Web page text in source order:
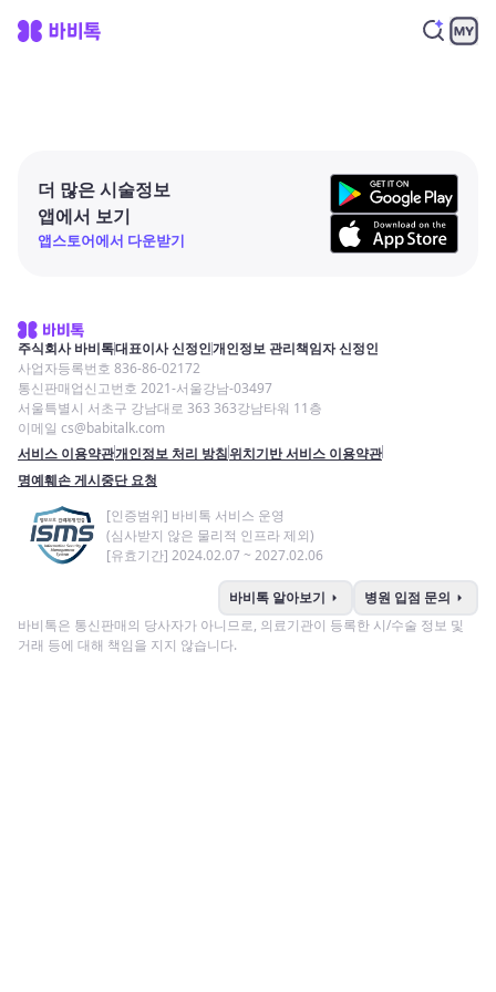
더 많은 시술정보
앱에서 보기
앱스토어에서 다운받기
주식회사 바비톡대표이사 신정인개인정보 관리책임자 신정인
사업자등록번호 836-86-02172
통신판매업신고번호 2021-서울강남-03497
서울특별시 서초구 강남대로 363 363강남타워 11층
이메일 cs@babitalk.com
서비스 이용약관개인정보 처리 방침위치기반 서비스 이용약관
명예훼손 게시중단 요청
[인증범위] 바비톡 서비스 운영
(심사받지 않은 물리적 인프라 제외)
[유효기간] 2024.02.07 ~ 2027.02.06
바비톡 알아보기 arrow_right 병원 입점 문의 arrow_right
바비톡은 통신판매의 당사자가 아니므로, 의료기관이 등록한 시/수술 정보 및
거래 등에 대해 책임을 지지 않습니다.